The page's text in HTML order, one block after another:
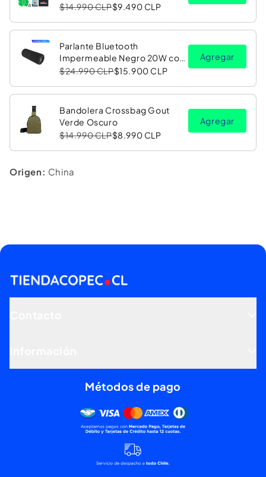
$14.990 CLP$9.490 CLP
Parlante Bluetooth
Impermeable Negro 20W con
Luz LED RGB PV26 Copec
$24.990 CLP$15.900 CLP
Agregar
Bandolera Crossbag Gout
Verde Oscuro
$14.990 CLP$8.990 CLP
Agregar
Origen: China
Métodos de pago